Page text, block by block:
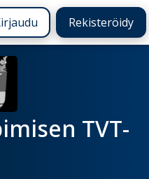
Rekisteröidy
TVT-